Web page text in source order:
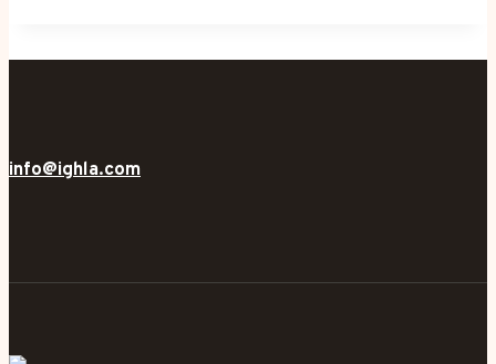
info@ighla.com